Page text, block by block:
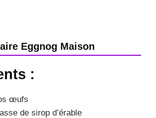
Eggnog Maison
:
œufs
de sirop d’érable